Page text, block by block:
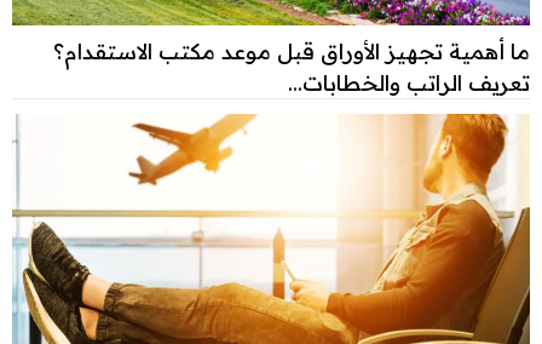
ما أهمية تجهيز الأوراق قبل موعد مكتب الاستقدام؟
تعريف الراتب والخطابات...